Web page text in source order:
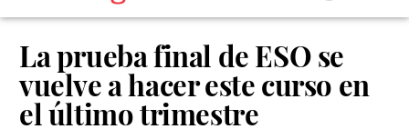
La prueba final de ESO se
vuelve a hacer este curso en
el último trimestre